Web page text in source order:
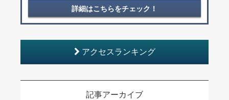
詳細はこちらをチェック！
アクセスランキング
記事アーカイブ